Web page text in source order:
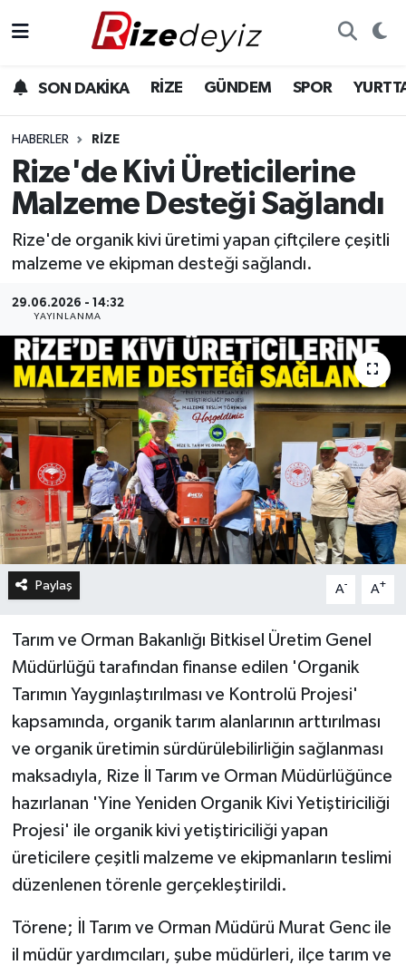
SON DAKİKA RİZE GÜNDEM SPOR
HABERLER RIZE
Rize'de Kivi Üreticilerine
Malzeme Desteği Sağlandı
Rize'de organik kivi üretimi yapan çiftçilere çeşitli
malzeme ve ekipman desteği sağlandı.
29.06.2026 - 14:32
YAYINLANMA
Paylaş A- A+
Tarım ve Orman Bakanlığı Bitkisel Üretim Genel
Müdürlüğü tarafından finanse edilen 'Organik
Tarımın Yaygınlaştırılması ve Kontrolü Projesi'
kapsamında, organik tarım alanlarının arttırılması
ve organik üretimin sürdürülebilirliğin sağlanması
maksadıyla, Rize İl Tarım ve Orman Müdürlüğünce
hazırlanan 'Yine Yeniden Organik Kivi Yetiştiriciliği
Projesi' ile organik kivi yetiştiriciliği yapan
üreticilere çeşitli malzeme ve ekipmanların teslimi
düzenlenen törenle gerçekleştirildi.
Törene; İl Tarım ve Orman Müdürü Murat Genc ile
il müdür yardımcıları, şube müdürleri, ilçe tarım ve
Gündem
Yurttan Haberler
Ekonomi
Teknoloji
Sağlık
Rize Hava Durumu
Rize Namaz Vakitleri
Rize Trafik Yoğunluk Haritası
Süper Lig Puan Durumu ve Fikstür
Tüm Manşetler
Son Dakika Haberleri
Haber Arşivi